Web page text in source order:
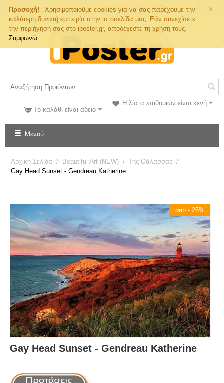
×
Προσοχή!
Χρησιμοποιούμε cookies για να σας παρέχουμε την
καλύτερη δυνατή εμπειρία στην ιστοσελίδα μας. Εάν συνεχίσετε
την περιήγηση σας στο iposter.gr, αποδέχεστε τη χρήση τους.
Συμφωνώ
Τηλ. Παραγγελιών
Η λίστα επιθυμιών είναι κενή
Το καλάθι είναι άδειο
Μενού
Αρχική Σελίδα / Beautiful Art (NEW) / Της Θάλασσας /
Gay Head Sunset - Gendreau Katherine
web - 25%
Gay Head Sunset - Gendreau Katherine